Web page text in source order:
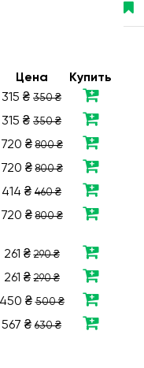
Цена
Купить
315 ₴ 350 ₴
315 ₴ 350 ₴
720 ₴800 ₴
720 ₴800 ₴
414 ₴ 460 ₴
720 ₴800 ₴
261 ₴290 ₴
261 ₴290 ₴
450 ₴500 ₴
567 ₴ 630 ₴